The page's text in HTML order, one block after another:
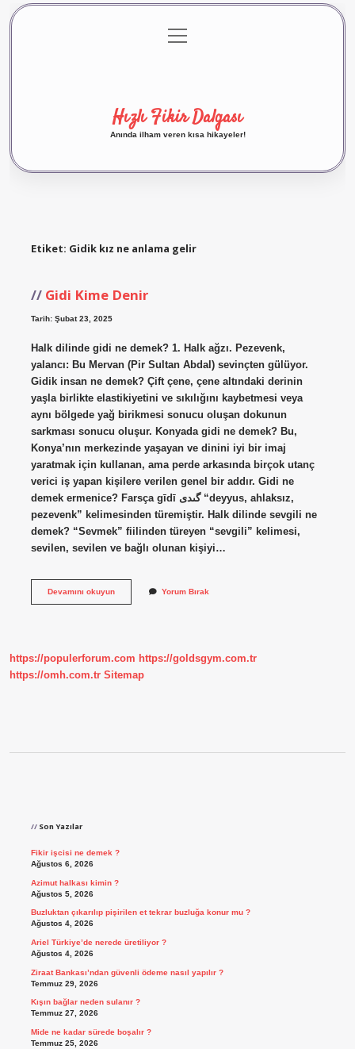
Gizlilik Politikası
menüyü
aç
Hızlı Fikir Dalgası
Anında ilham veren kısa hikayeler!
Etiket: Gidik kız ne anlama gelir
Gidi Kime Denir
Tarih: Şubat 23, 2025
Halk dilinde gidi ne demek? 1. Halk ağzı. Pezevenk,
yalancı: Bu Mervan (Pir Sultan Abdal) sevinçten gülüyor.
Gidik insan ne demek? Çift çene, çene altındaki derinin
yaşla birlikte elastikiyetini ve sıkılığını kaybetmesi veya
aynı bölgede yağ birikmesi sonucu oluşan dokunun
sarkması sonucu oluşur. Konyada gidi ne demek? Bu,
Konya’nın merkezinde yaşayan ve dinini iyi bir imaj
yaratmak için kullanan, ama perde arkasında birçok utanç
verici iş yapan kişilere verilen genel bir addır. Gidi ne
demek ermenice? Farsça gīdī گىدى “deyyus, ahlaksız,
pezevenk” kelimesinden türemiştir. Halk dilinde sevgili ne
demek? “Sevmek” fiilinden türeyen “sevgili” kelimesi,
sevilen, sevilen ve bağlı olunan kişiyi…
Devamını okuyunGidi
Yorum Bırak
https://populerforum.com https://goldsgym.com.tr
https://omh.com.tr Sitemap
Son Yazılar
Fikir işcisi ne demek ?
Ağustos 6, 2026
Azimut halkası kimin ?
Ağustos 5, 2026
Buzluktan çıkarılıp pişirilen et tekrar buzluğa konur mu ?
Ağustos 4, 2026
Ariel Türkiye’de nerede üretiliyor ?
Ağustos 4, 2026
Ziraat Bankası’ndan güvenli ödeme nasıl yapılır ?
Temmuz 29, 2026
Kışın bağlar neden sulanır ?
Temmuz 27, 2026
Mide ne kadar sürede boşalır ?
Temmuz 25, 2026